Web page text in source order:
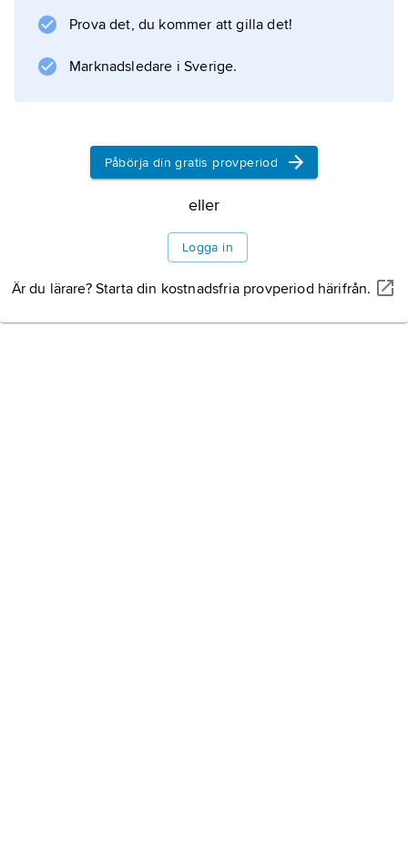
Prova det, du kommer att gilla det!
Marknadsledare i Sverige.
Påbörja din gratis provperiod
eller
Logga in
Är du lärare? Starta din kostnadsfria provperiod härifrån.